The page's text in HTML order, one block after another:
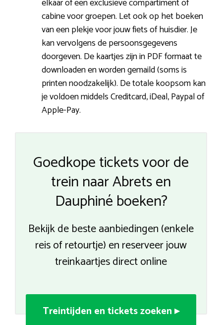
cabine voor groepen. Let ook op het boeken
van een plekje voor jouw fiets of huisdier. Je
kan vervolgens de persoonsgegevens
doorgeven. De kaartjes zijn in PDF formaat te
downloaden en worden gemaild (soms is
printen noodzakelijk). De totale koopsom kan
je voldoen middels Creditcard, iDeal, Paypal of
Apple-Pay.
Goedkope tickets voor de
trein naar Abrets en
Dauphiné boeken?
Bekijk de beste aanbiedingen (enkele
reis of retourtje) en reserveer jouw
treinkaartjes direct online
Treintijden en tickets zoeken ▸